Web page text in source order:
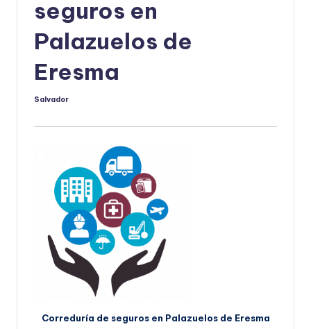
seguros en
Palazuelos de
Eresma
Publicado
Salvador
Correduría de seguros en Palazuelos de Eresma